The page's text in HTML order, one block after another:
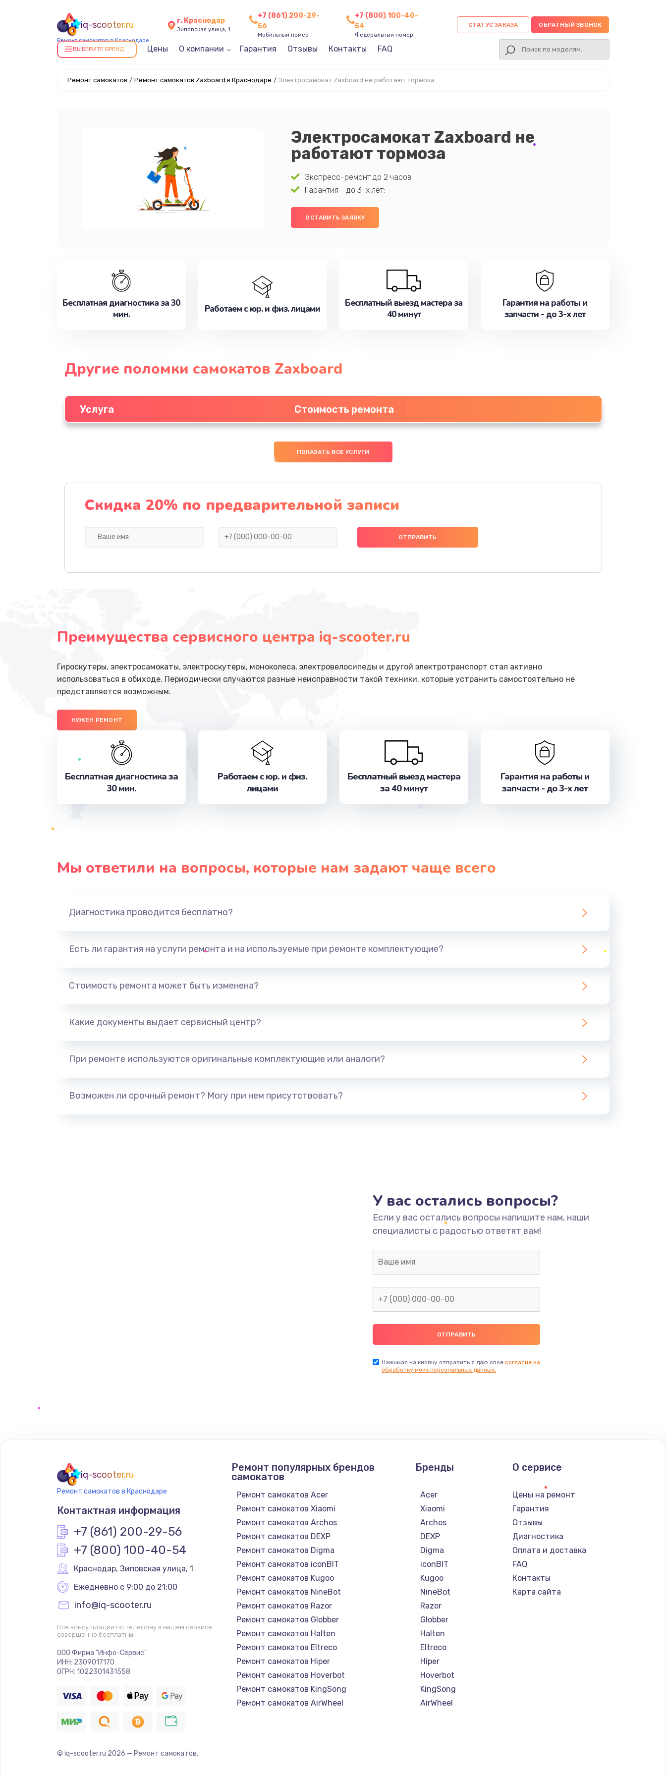
iq-scooter.ru
Ремонт самокатов в Краснодаре
г. Краснодар
Зиповская улица, 1
+7 (861) 200-29-
56
Мобильный номер
+7 (800) 100-40-
54
Федеральный номер
СТАТУС ЗАКАЗА ОБРАТНЫЙ ЗВОНОК
ВЫБЕРИТЕ БРЕНД Цены О компании Гарантия Отзывы Контакты FAQ
Ремонт самокатов / Ремонт самокатов Zaxboard в Краснодаре / Электросамокат Zaxboard не работают тормоза
Электросамокат Zaxboard не
работают тормоза
Экспресс-ремонт до 2 часов;
Гарантия - до 3-х лет;
ОСТАВИТЬ ЗАЯВКУ
Бесплатная диагностика за 30
мин.
Работаем с юр. и физ. лицами
Бесплатный выезд мастера за
40 минут
Гарантия на работы и
запчасти - до 3-х лет
Другие поломки самокатов Zaxboard
Услуга Стоимость ремонта
ПОКАЗАТЬ ВСЕ УСЛУГИ
Скидка 20% по предварительной записи
Преимущества сервисного центра iq-scooter.ru
Гироскутеры, электросамокаты, электроскутеры, моноколеса, электровелосипеды и другой электротранспорт стал активно
использоваться в обиходе. Периодически случаются разные неисправности такой техники, которые устранить самостоятельно не
представляется возможным.
НУЖЕН РЕМОНТ
Бесплатная диагностика за
30 мин.
Работаем с юр. и физ.
лицами
Бесплатный выезд мастера
за 40 минут
Гарантия на работы и
запчасти - до 3-х лет
Мы ответили на вопросы, которые нам задают чаще всего
Диагностика проводится бесплатно?
Есть ли гарантия на услуги ремонта и на используемые при ремонте комплектующие?
Стоимость ремонта может быть изменена?
Какие документы выдает сервисный центр?
При ремонте используются оригинальные комплектующие или аналоги?
Возможен ли срочный ремонт? Могу при нем присутствовать?
У вас остались вопросы?
Если у вас остались вопросы напишите нам, наши
специалисты с радостью ответят вам!
Нажимая на кнопку отправить я даю свое согласие на
обработку моих персональных данных.
iq-scooter.ru
Ремонт самокатов в Краснодаре
Контактная информация
+7 (861) 200-29-56
+7 (800) 100-40-54
Краснодар, Зиповская улица, 1
Ежедневно с 9:00 до 21:00
info@iq-scooter.ru
Все консультации по телефону в нашем сервисе
совершенно бесплатны
ООО Фирма "Инфо-Сервис"
ИНН: 2309017170
ОГРН: 1022301431558
Ремонт популярных брендов
самокатов
Ремонт самокатов Acer
Ремонт самокатов Xiaomi
Ремонт самокатов Archos
Ремонт самокатов DEXP
Ремонт самокатов Digma
Ремонт самокатов iconBIT
Ремонт самокатов Kugoo
Ремонт самокатов NineBot
Ремонт самокатов Razor
Ремонт самокатов Globber
Ремонт самокатов Halten
Ремонт самокатов Eltreco
Ремонт самокатов Hiper
Ремонт самокатов Hoverbot
Ремонт самокатов KingSong
Ремонт самокатов AirWheel
Бренды
Acer
Xiaomi
Archos
DEXP
Digma
iconBIT
Kugoo
NineBot
Razor
Globber
Halten
Eltreco
Hiper
Hoverbot
KingSong
AirWheel
О сервисе
Цены на ремонт
Гарантия
Отзывы
Диагностика
Оплата и доставка
FAQ
Контакты
Карта сайта
© iq-scooter.ru 2026 — Ремонт самокатов.